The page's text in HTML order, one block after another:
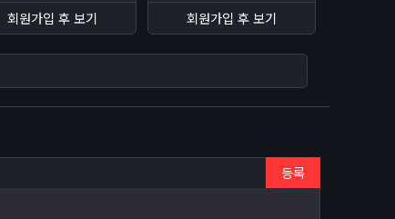
회원가입 후 보기
회원가입 후 보기
등록